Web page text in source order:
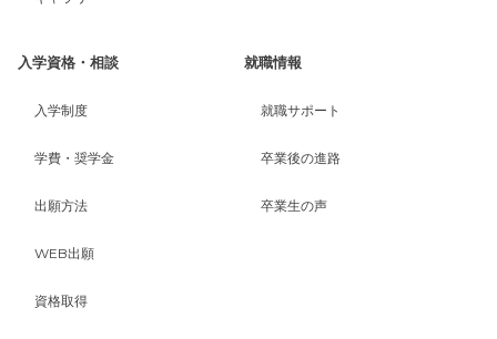
入学資格・相談
入学制度
学費・奨学金
出願方法
WEB出願
資格取得
就職情報
就職サポート
卒業後の進路
卒業生の声